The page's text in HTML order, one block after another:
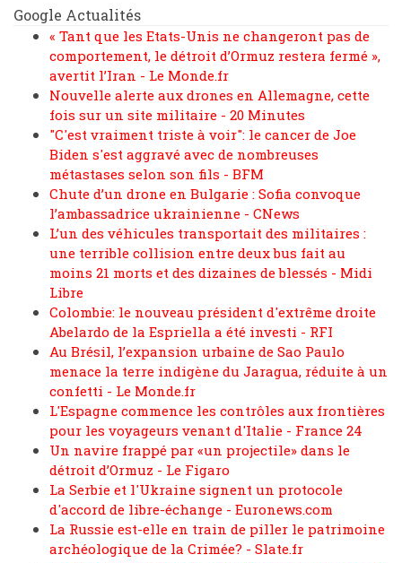
Google Actualités
« Tant que les Etats-Unis ne changeront pas de
comportement, le détroit d’Ormuz restera fermé »,
avertit l’Iran - Le Monde.fr
Nouvelle alerte aux drones en Allemagne, cette
fois sur un site militaire - 20 Minutes
"C'est vraiment triste à voir": le cancer de Joe
Biden s'est aggravé avec de nombreuses
métastases selon son fils - BFM
Chute d’un drone en Bulgarie : Sofia convoque
l’ambassadrice ukrainienne - CNews
L’un des véhicules transportait des militaires :
une terrible collision entre deux bus fait au
moins 21 morts et des dizaines de blessés - Midi
Libre
Colombie: le nouveau président d'extrême droite
Abelardo de la Espriella a été investi - RFI
Au Brésil, l’expansion urbaine de Sao Paulo
menace la terre indigène du Jaragua, réduite à un
confetti - Le Monde.fr
L'Espagne commence les contrôles aux frontières
pour les voyageurs venant d'Italie - France 24
Un navire frappé par «un projectile» dans le
détroit d’Ormuz - Le Figaro
La Serbie et l'Ukraine signent un protocole
d'accord de libre-échange - Euronews.com
La Russie est-elle en train de piller le patrimoine
archéologique de la Crimée? - Slate.fr